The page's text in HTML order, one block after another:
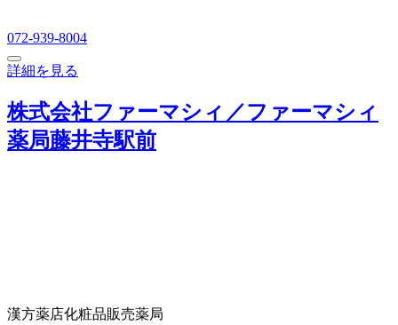
072-939-8004
詳細を見る
株式会社ファーマシィ／ファーマシィ
薬局藤井寺駅前
漢方薬店化粧品販売薬局